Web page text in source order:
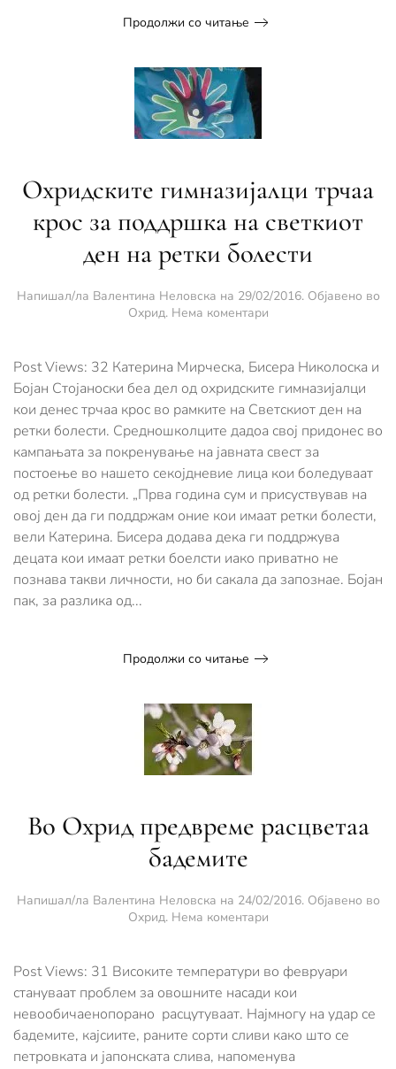
Продолжи со читање
Охридските гимназиjaлци трчаа
крос за поддршка на светкиот
ден на ретки болести
Напишал/ла Валентина Неловска на 29/02/2016. Објавено во
Охрид. Нема коментариза
трчаа
крос
за
поддршка
на
светкиот
на
ретки
болести
Post Views: 32 Катерина Мирческа, Бисера Николоска и
Бојан Стојаноски беа дел од охридските гимназијалци
кои денес трчаа крос во рамките на Светскиот ден на
ретки болести. Средношколците дадоа свој придонес во
кампањата за покренување на јавната свест за
постоење во нашето секојдневие лица кои боледуваат
од ретки болести. „Прва година сум и присуствував на
овој ден да ги поддржам оние кои имаат ретки болести,
вели Катерина. Бисера додава дека ги поддржува
децата кои имаат ретки боелсти иако приватно не
познава такви личности, но би сакала да запознае. Бојан
пак, за разлика од...
Продолжи со читање
Во Охрид предвреме расцветаa
бадемите
Напишал/ла Валентина Неловска на 24/02/2016. Објавено во
Охрид. Нема коментариза
предвреме
расцветаa
бадемите
Post Views: 31 Високите температури во февруари
стануваат проблем за овошните насади кои
невообичаенопорано расцутуваат. Најмногу на удар се
бадемите, кајсиите, раните сорти сливи како што се
петровката и јапонската слива, напоменува